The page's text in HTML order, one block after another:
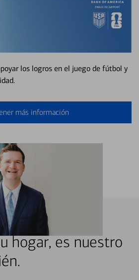
los logros en el juego de fútbol y
más información
hogar, es nuestro